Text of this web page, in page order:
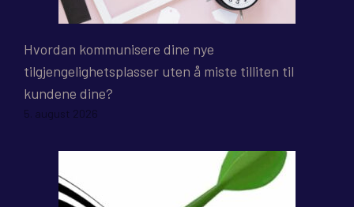
Hvordan kommunisere dine nye
tilgjengelighetsplasser uten å miste tilliten til
kundene dine?
5. august 2026